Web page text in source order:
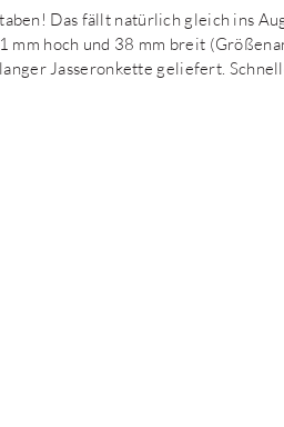
Das fällt natürlich gleich ins
hoch und 38 mm breit
Jasseronkette geliefert.